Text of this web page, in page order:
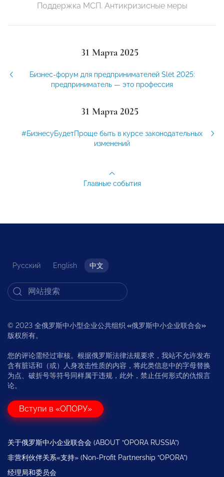
Поддержка МСП. Антикризисные меры
31 Марта 2025
Бизнес-форум для предпринимателей Slёt 2025:
предприниматель — это профессия
31 Марта 2025
#БизнесуБудетПроще быть в курсе законодательных
изменений
Главные события
Русский English 中文
© 2023 全俄罗斯中小型企业公共组织 «俄罗斯中小企业联合会»
版权所有。
您的评论需经过审核。根据俄罗斯法律法规要求，我站不允许发布
含有脏话和（或）人身攻击性质的内容，将此类信息中的字母替换
为点、破折号等符号同样属于违规，此外，禁止任何形式的仇恨言
论。
Вступи в «ОПОРУ»
关于俄罗斯中小企业联合会 (ABOUT “OPORA RUSSIA”)
非营利伙伴关系«支持» (Non-Profit Partnership “OPORA”)
经理局和委员会